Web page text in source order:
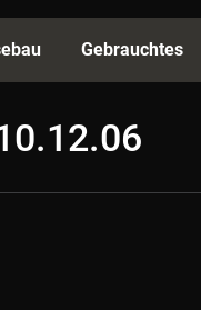
Gebrauchtes